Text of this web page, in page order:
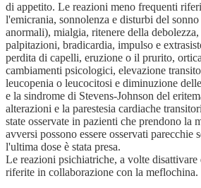
di appetito. Le reazioni meno frequenti
l'emicrania, sonnolenza e disturbi del
anormali), mialgia, ritenere della
palpitazioni, bradicardia, impulso e
perdita di capelli, eruzione o il prurito,
cambiamenti psicologici, elevazione
leucopenia o leucocitosi e diminuzione
e la sindrome di Stevens-Johnson del
alterazioni e la parestesia cardiache
state osservate in pazienti che prendono la
avversi possono essere osservati parecchie
l'ultima dose è stata presa.
Le reazioni psichiatriche, a volte disattivare
riferite in collaborazione con la meflochina.